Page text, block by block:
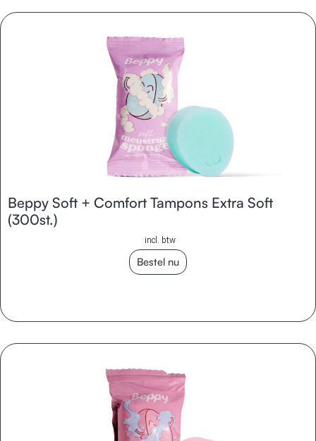
Beppy Soft + Comfort Tampons Extra Soft
(300st.)
incl. btw
Bestel nu